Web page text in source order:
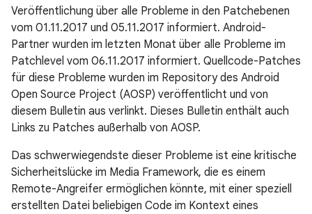
Veröffentlichung über alle Probleme in den Patchebenen
vom 01.11.2017 und 05.11.2017 informiert. Android-
Partner wurden im letzten Monat über alle Probleme im
Patchlevel vom 06.11.2017 informiert. Quellcode-Patches
für diese Probleme wurden im Repository des Android
Open Source Project (AOSP) veröffentlicht und von
diesem Bulletin aus verlinkt. Dieses Bulletin enthält auch
Links zu Patches außerhalb von AOSP.
Das schwerwiegendste dieser Probleme ist eine kritische
Sicherheitslücke im Media Framework, die es einem
Remote-Angreifer ermöglichen könnte, mit einer speziell
erstellten Datei beliebigen Code im Kontext eines